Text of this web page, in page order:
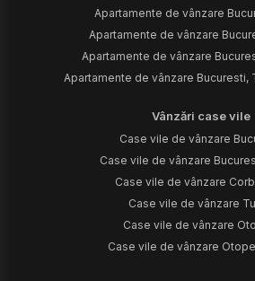
Apartamente de vânzare
Apartamente de vânzare
Apartamente de vânzare
Apartamente de vânzare Bucuresti,
Vânzări case vile
Case vile de vânzare
Case vile de vânzare
Case vile de vânzare
Case vile de vânzare
Case vile de vânzare
Case vile de vânzare